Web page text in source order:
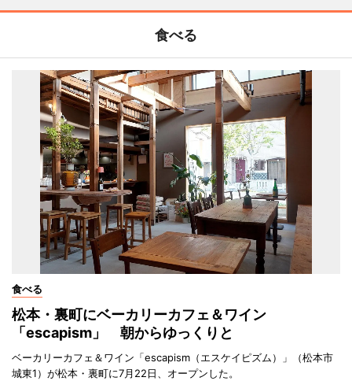
食べる
食べる
松本・裏町にベーカリーカフェ＆ワイン
「escapism」 朝からゆっくりと
ベーカリーカフェ＆ワイン「escapism（エスケイピズム）」（松本市
城東1）が松本・裏町に7月22日、オープンした。